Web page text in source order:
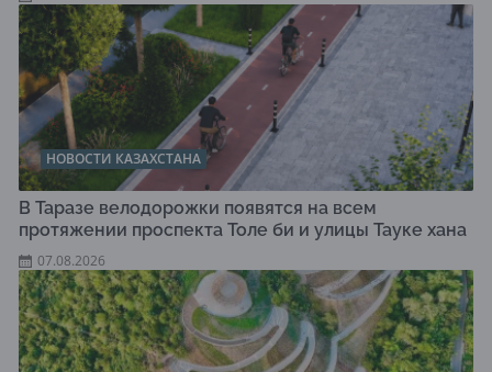
НОВОСТИ КАЗАХСТАНА
В Таразе велодорожки появятся на всем
протяжении проспекта Толе би и улицы Тауке хана
07.08.2026